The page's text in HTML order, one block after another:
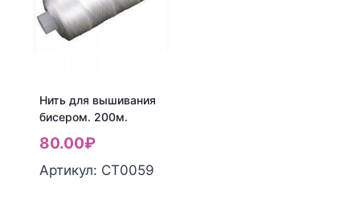
100%
полиэфир;
Нить для вышивания
бисером. 200м.
80.00₽
Артикул: СТ0059
Количество